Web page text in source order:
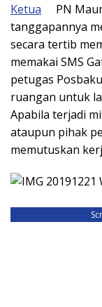
Ketua
PN
tanggapannya
secara tertib
memakai SMS
petugas
ruangan untuk
Apabila terjadi
ataupun pihak
memutuskan